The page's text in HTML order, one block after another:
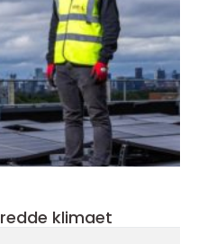
klimaet